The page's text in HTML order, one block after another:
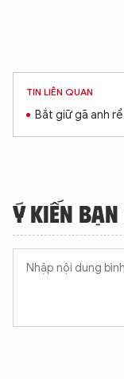
TIN LIÊN QUAN
Bắt giữ gã anh
Ý KIẾN